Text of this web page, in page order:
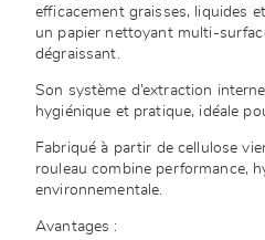
efficacement graisses, liquides
un papier nettoyant multi-
dégraissant.
Son système d’extraction
hygiénique et pratique, idéale
Fabriqué à partir de cellulose
rouleau combine performance,
environnementale.
Avantages :